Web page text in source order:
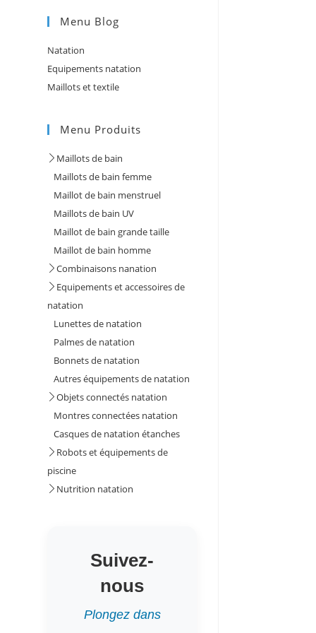
Menu Blog
Natation
Equipements natation
Maillots et textile
Menu Produits
Maillots de bain
Maillots de bain femme
Maillot de bain menstruel
Maillots de bain UV
Maillot de bain grande taille
Maillot de bain homme
Combinaisons nanation
Equipements et accessoires de
natation
Lunettes de natation
Palmes de natation
Bonnets de natation
Autres équipements de natation
Objets connectés natation
Montres connectées natation
Casques de natation étanches
Robots et équipements de
piscine
Nutrition natation
Suivez-
nous
Plongez dans